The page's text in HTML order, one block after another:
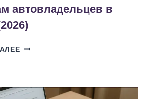
автовладельцев в
РЕЙТИНГ
СЕГМЕНТА